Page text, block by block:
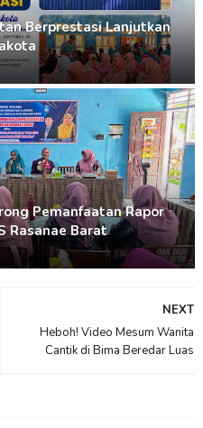
Berprestasi Lanjutkan
Pemanfaatan Rapor
Rasanae Barat
NEXT
Heboh! Video Mesum Wanita
Cantik di Bima Beredar Luas